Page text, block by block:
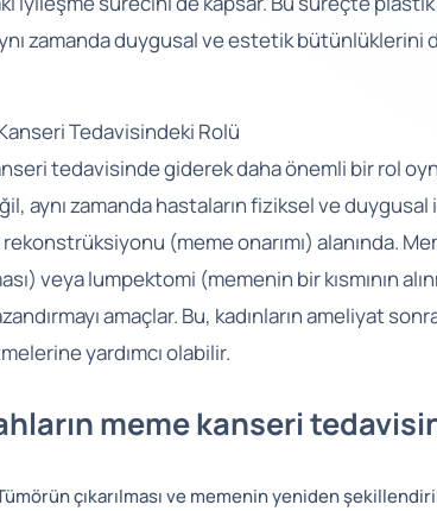
zamanda duygusal ve estetik bütünlüklerini
Tedavisindeki Rolü
tedavisinde giderek daha önemli bir rol
aynı zamanda hastaların fiziksel ve
rekonstrüksiyonu (meme onarımı) alanında.
veya lumpektomi (memenin bir kısmının
amaçlar. Bu, kadınların ameliyat
yardımcı olabilir.
meme kanseri
çıkarılması ve memenin yeniden